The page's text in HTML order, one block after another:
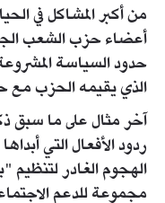
من أكبر المشاكل في
أعضاء حزب الشعب
حدود السياسة
الذي يقيمه الحزب
آخر مثال على ما سبق
ردود الأفعال التي
الهجوم الغادر
مجموعة للدعم